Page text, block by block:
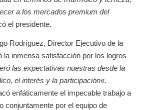
a los mercados premium del
el presidente.
Rodríguez, Director Ejecutivo de la
la inmensa satisfacción por los logros
las expectativas nuestras desde la
el interés y la participación«.
enfáticamente el impecable trabajo a
conjuntamente por el equipo de